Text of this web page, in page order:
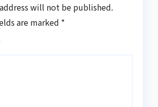
will not be published.
are marked *